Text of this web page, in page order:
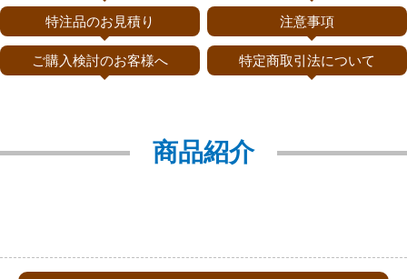
特注品のお見積り 注意事項
ご購入検討のお客様へ 特定商取引法について
商品紹介